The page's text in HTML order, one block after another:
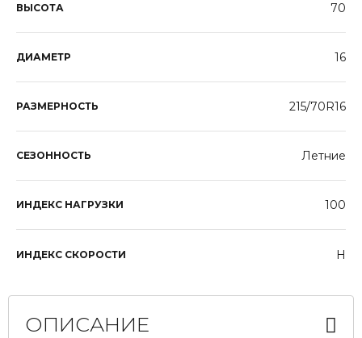
ВЫСОТА 70
ДИАМЕТР 16
РАЗМЕРНОСТЬ 215/70R16
СЕЗОННОСТЬ Летние
ИНДЕКС НАГРУЗКИ 100
ИНДЕКС СКОРОСТИ H
ОПИСАНИЕ